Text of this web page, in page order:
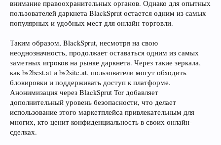
внимание правоохранительных органов. Однако для опытных
пользователей даркнета BlackSprut остается одним из самых
популярных и удобных мест для онлайн-торговли.
Таким образом, BlackSprut, несмотря на свою
неоднозначность, продолжает оставаться одним из самых
заметных игроков на рынке даркнета. Через такие зеркала,
как bs2best.at и bs2site.at, пользователи могут обходить
блокировки и поддерживать доступ к платформе.
Анонимизация через BlackSprut Tor добавляет
дополнительный уровень безопасности, что делает
использование этого маркетплейса привлекательным для
многих, кто ценит конфиденциальность в своих онлайн-
сделках.